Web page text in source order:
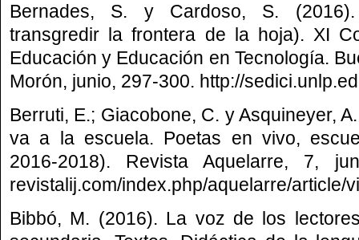
Bernades, S. y Cardoso, S.
transgredir la frontera de la hoja). XI
Educación y Educación en Tecnología.
Morón, junio, 297-300. http://
Berruti, E.; Giacobone, C. y Asquineyer,
va a la escuela. Poetas en vivo,
2016-2018). Revista Aquelarre, 7,
revistalij.com/index.php/aquelarre/article/
Bibbó, M. (2016). La voz de los